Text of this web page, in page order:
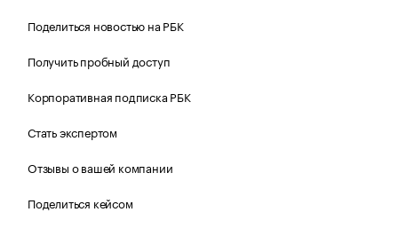
Поделиться новостью на РБК
Получить пробный доступ
Корпоративная подписка РБК
Стать экспертом
Отзывы о вашей компании
Поделиться кейсом